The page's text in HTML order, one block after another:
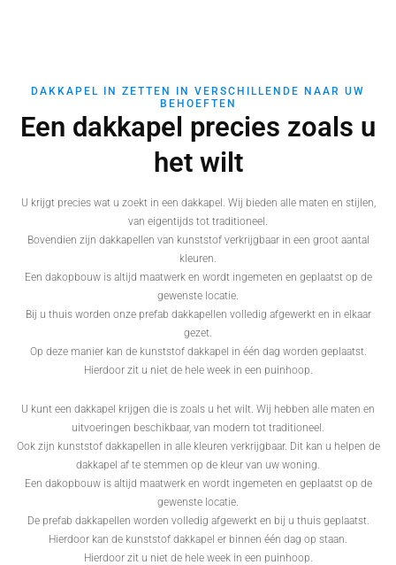
DAKKAPEL IN ZETTEN IN VERSCHILLENDE NAAR UW
BEHOEFTEN
Een dakkapel precies zoals u
het wilt
U krijgt precies wat u zoekt in een dakkapel. Wij bieden alle maten en stijlen,
van eigentijds tot traditioneel.
Bovendien zijn dakkapellen van kunststof verkrijgbaar in een groot aantal
kleuren.
Een dakopbouw is altijd maatwerk en wordt ingemeten en geplaatst op de
gewenste locatie.
Bij u thuis worden onze prefab dakkapellen volledig afgewerkt en in elkaar
gezet.
Op deze manier kan de kunststof dakkapel in één dag worden geplaatst.
Hierdoor zit u niet de hele week in een puinhoop.
U kunt een dakkapel krijgen die is zoals u het wilt. Wij hebben alle maten en
uitvoeringen beschikbaar, van modern tot traditioneel.
Ook zijn kunststof dakkapellen in alle kleuren verkrijgbaar. Dit kan u helpen de
dakkapel af te stemmen op de kleur van uw woning.
Een dakopbouw is altijd maatwerk en wordt ingemeten en geplaatst op de
gewenste locatie.
De prefab dakkapellen worden volledig afgewerkt en bij u thuis geplaatst.
Hierdoor kan de kunststof dakkapel er binnen één dag op staan.
Hierdoor zit u niet de hele week in een puinhoop.